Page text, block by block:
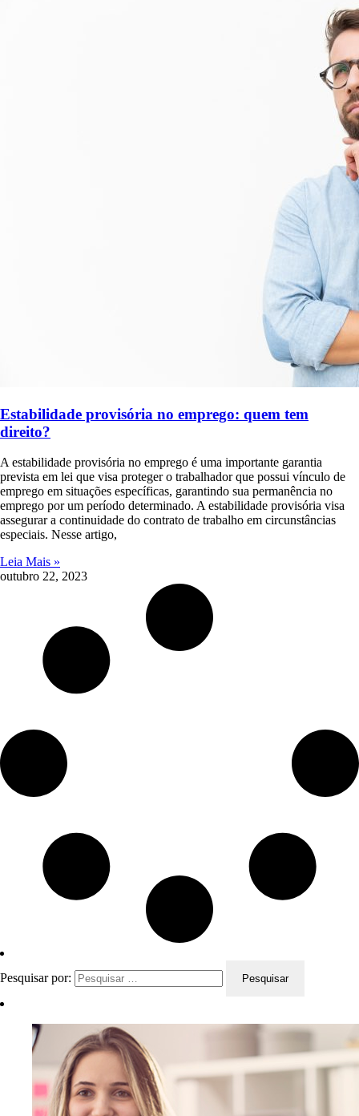
Estabilidade provisória no emprego: quem tem
direito?
A estabilidade provisória no emprego é uma importante garantia
prevista em lei que visa proteger o trabalhador que possui vínculo de
emprego em situações específicas, garantindo sua permanência no
emprego por um período determinado. A estabilidade provisória visa
assegurar a continuidade do contrato de trabalho em circunstâncias
especiais. Nesse artigo,
Leia Mais »
outubro 22, 2023
Pesquisar por: